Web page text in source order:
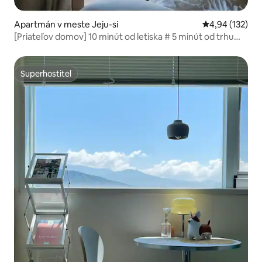
Apartmán v meste Jeju-si Priemerné
4,94 (132)
[Priateľov domov] 10 minút od letiska # 5 minút od trhu
instantným rezanciam a balenej vode # Netflix, YouTube +
parkovanie zadarmo *
Superhostiteľ
Superhostiteľ